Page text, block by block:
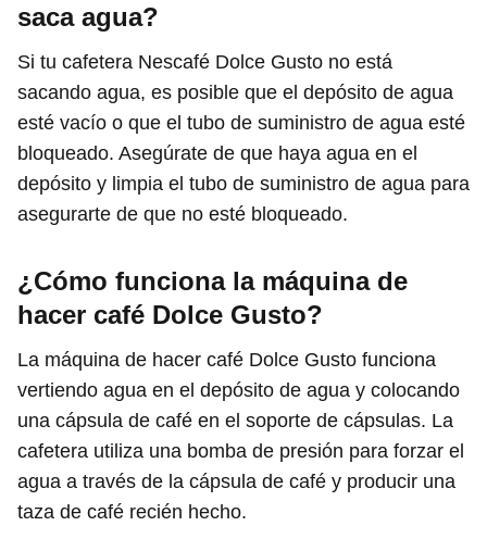
saca agua?
Si tu cafetera Nescafé Dolce Gusto no está
sacando agua, es posible que el depósito de agua
esté vacío o que el tubo de suministro de agua esté
bloqueado. Asegúrate de que haya agua en el
depósito y limpia el tubo de suministro de agua para
asegurarte de que no esté bloqueado.
¿Cómo funciona la máquina de
hacer café Dolce Gusto?
La máquina de hacer café Dolce Gusto funciona
vertiendo agua en el depósito de agua y colocando
una cápsula de café en el soporte de cápsulas. La
cafetera utiliza una bomba de presión para forzar el
agua a través de la cápsula de café y producir una
taza de café recién hecho.